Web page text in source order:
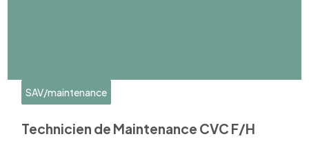
SAV/maintenance
Technicien de Maintenance CVC F/H